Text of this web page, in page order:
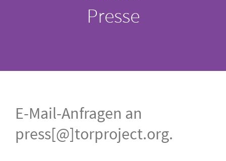
Presse
E-Mail-Anfragen an
press[@]torproject.org.